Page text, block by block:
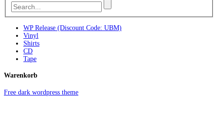
WP Release (Discount Code: UBM)
Vinyl
Shirts
CD
Tape
Warenkorb
Free dark wordpress theme